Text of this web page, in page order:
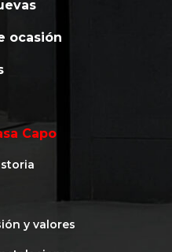
ocasión
Capo
y valores